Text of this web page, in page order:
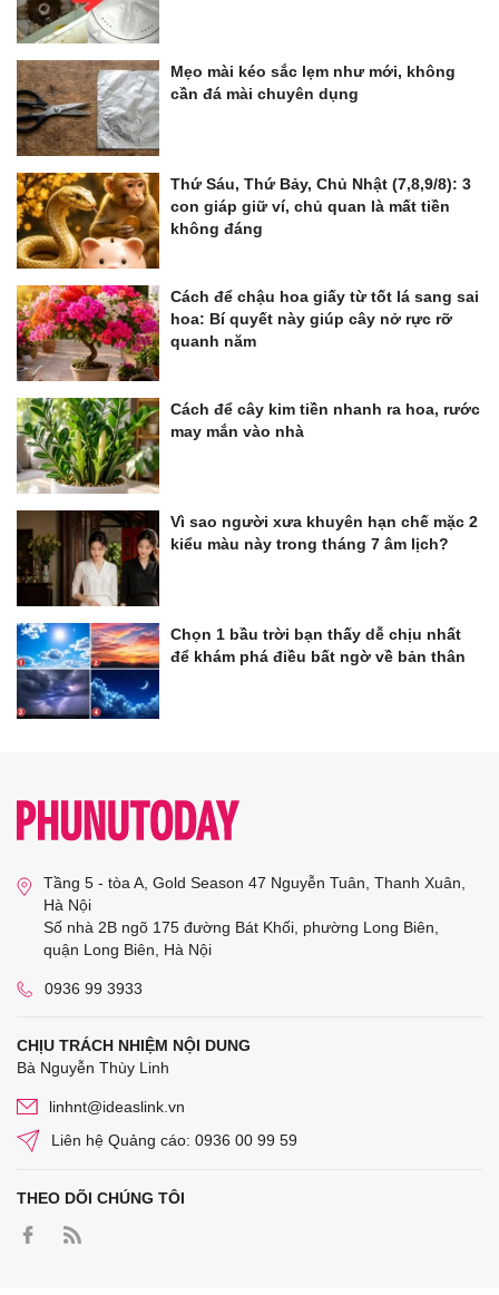
Mẹo mài kéo sắc lẹm như mới, không
cần đá mài chuyên dụng
Thứ Sáu, Thứ Bảy, Chủ Nhật (7,8,9/8): 3
con giáp giữ ví, chủ quan là mất tiền
không đáng
Cách để chậu hoa giấy từ tốt lá sang sai
hoa: Bí quyết này giúp cây nở rực rỡ
quanh năm
Cách để cây kim tiền nhanh ra hoa, rước
may mắn vào nhà
Vì sao người xưa khuyên hạn chế mặc 2
kiểu màu này trong tháng 7 âm lịch?
Chọn 1 bầu trời bạn thấy dễ chịu nhất
để khám phá điều bất ngờ về bản thân
Tầng 5 - tòa A, Gold Season 47 Nguyễn Tuân, Thanh Xuân,
Hà Nội
Số nhà 2B ngõ 175 đường Bát Khối, phường Long Biên,
quận Long Biên, Hà Nội
0936 99 3933
CHỊU TRÁCH NHIỆM NỘI DUNG
Bà Nguyễn Thùy Linh
linhnt@ideaslink.vn
Liên hệ Quảng cáo: 0936 00 99 59
THEO DÕI CHÚNG TÔI